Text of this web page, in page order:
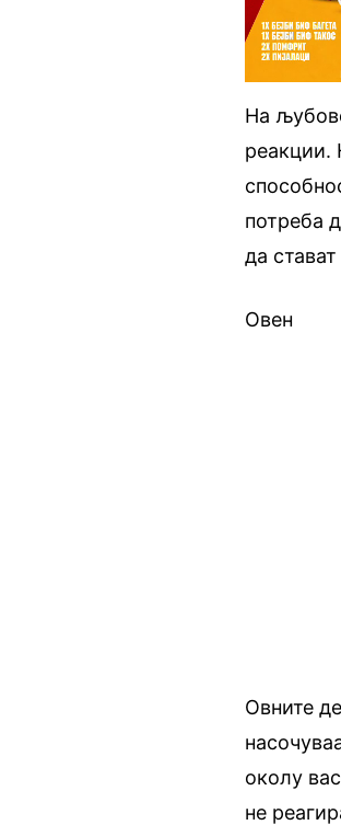
На
реакции.
потреба
да
Овен
Овните
околу
не